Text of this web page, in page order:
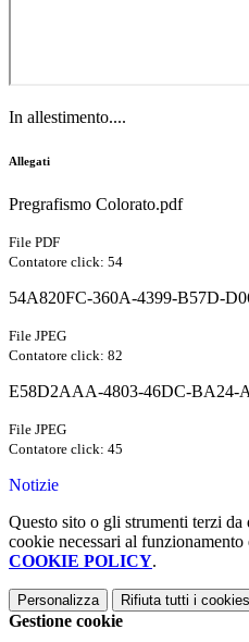
In allestimento....
Allegati
Pregrafismo Colorato.pdf
File PDF
Contatore click: 54
54A820FC-360A-4399-B57D-
File JPEG
Contatore click: 82
E58D2AAA-4803-46DC-BA24-
File JPEG
Contatore click: 45
Notizie
Questo sito o gli strumenti terzi
cookie necessari al
COOKIE POLICY.
Personalizza Rifiuta tutti i cookies
Gestione cookie